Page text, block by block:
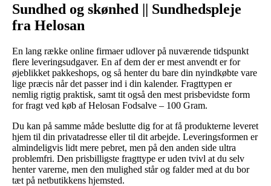
Sundhed og skønhed || Sundhedspleje
fra Helosan
En lang række online firmaer udlover på nuværende tidspunkt
flere leveringsudgaver. En af dem der er mest anvendt er for
øjeblikket pakkeshops, og så henter du bare din nyindkøbte vare
lige præcis når det passer ind i din kalender. Fragttypen er
nemlig rigtig praktisk, samt tit også den mest prisbevidste form
for fragt ved køb af Helosan Fodsalve – 100 Gram.
Du kan på samme måde beslutte dig for at få produkterne leveret
hjem til din privatadresse eller til dit arbejde. Leveringsformen er
almindeligvis lidt mere pebret, men på den anden side ultra
problemfri. Den prisbilligste fragttype er uden tvivl at du selv
henter varerne, men den mulighed står og falder med at du bor
tæt på netbutikkens hjemsted.